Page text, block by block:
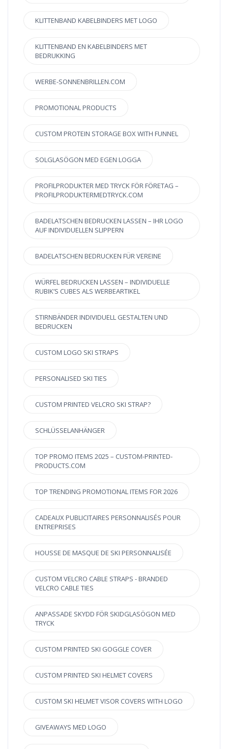
KLITTENBAND KABELBINDERS MET LOGO
KLITTENBAND EN KABELBINDERS MET
BEDRUKKING
WERBE-SONNENBRILLEN.COM
PROMOTIONAL PRODUCTS
CUSTOM PROTEIN STORAGE BOX WITH FUNNEL
SOLGLASÖGON MED EGEN LOGGA
PROFILPRODUKTER MED TRYCK FÖR FÖRETAG –
PROFILPRODUKTERMEDTRYCK.COM
BADELATSCHEN BEDRUCKEN LASSEN – IHR LOGO
AUF INDIVIDUELLEN SLIPPERN
BADELATSCHEN BEDRUCKEN FÜR VEREINE
WÜRFEL BEDRUCKEN LASSEN – INDIVIDUELLE
RUBIK’S CUBES ALS WERBEARTIKEL
STIRNBÄNDER INDIVIDUELL GESTALTEN UND
BEDRUCKEN
CUSTOM LOGO SKI STRAPS
PERSONALISED SKI TIES
CUSTOM PRINTED VELCRO SKI STRAP?
SCHLÜSSELANHÄNGER
TOP PROMO ITEMS 2025 – CUSTOM-PRINTED-
PRODUCTS.COM
TOP TRENDING PROMOTIONAL ITEMS FOR 2026
CADEAUX PUBLICITAIRES PERSONNALISÉS POUR
ENTREPRISES
HOUSSE DE MASQUE DE SKI PERSONNALISÉE
CUSTOM VELCRO CABLE STRAPS - BRANDED
VELCRO CABLE TIES
ANPASSADE SKYDD FÖR SKIDGLASÖGON MED
TRYCK
CUSTOM PRINTED SKI GOGGLE COVER
CUSTOM PRINTED SKI HELMET COVERS
CUSTOM SKI HELMET VISOR COVERS WITH LOGO
GIVEAWAYS MED LOGO